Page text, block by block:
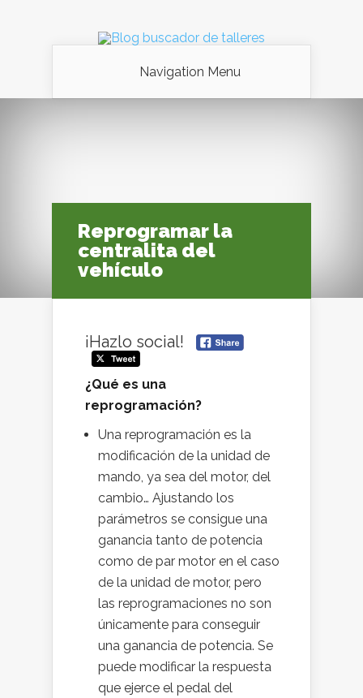
Navigation Menu
Reprogramar la
centralita del
vehículo
¡Hazlo social!
¿Qué es una
reprogramación?
Una reprogramación es la
modificación de la unidad de
mando, ya sea del motor, del
cambio… Ajustando los
parámetros se consigue una
ganancia tanto de potencia
como de par motor en el caso
de la unidad de motor, pero
las reprogramaciones no son
únicamente para conseguir
una ganancia de potencia. Se
puede modificar la respuesta
que ejerce el pedal del